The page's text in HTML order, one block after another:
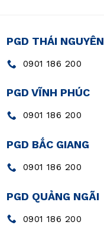
PGD THÁI NGUYÊN
0901 186 200
PGD VĨNH PHÚC
0901 186 200
PGD BẮC GIANG
0901 186 200
PGD QUẢNG NGÃI
0901 186 200